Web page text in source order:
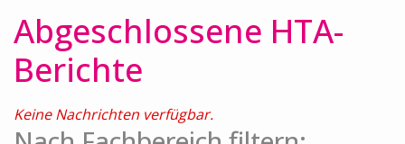
Abgeschlossene HTA-
Berichte
Keine Nachrichten verfügbar.